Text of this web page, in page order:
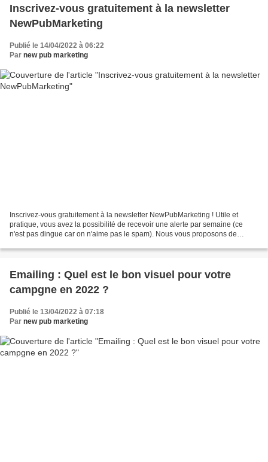
Inscrivez-vous gratuitement à la newsletter
NewPubMarketing
Publié le 14/04/2022 à 06:22
Par new pub marketing
Inscrivez-vous gratuitement à la newsletter NewPubMarketing ! Utile et
pratique, vous avez la possibilité de recevoir une alerte par semaine (ce
n'est pas dingue car on n'aime pas le spam). Nous vous proposons de
Emailing : Quel est le bon visuel pour votre
campgne en 2022 ?
Publié le 13/04/2022 à 07:18
Par new pub marketing